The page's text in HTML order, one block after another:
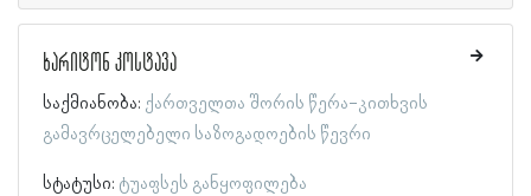
ხარიტონ კოსტავა
საქმიანობა: ქართველთა შორის წერა-კითხვის
გამავრცელებელი საზოგადოების წევრი
სტატუსი: ტუაფსეს განყოფილება